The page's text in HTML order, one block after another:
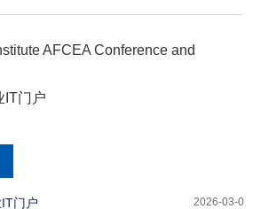
AFCEA Conference and
IT门户
门户 2026-03-04